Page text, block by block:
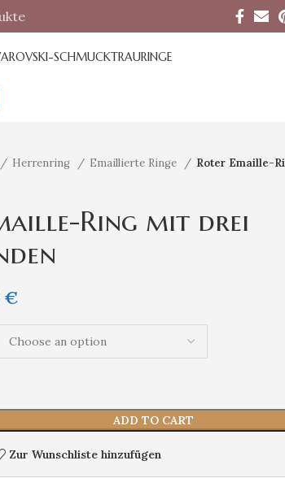
SCHMUCKTRAURINGE
Herrenring Emaillierte Ringe Roter Emaille-
Ring mit drei
€
ADD TO CART
Zur Wunschliste hinzufügen